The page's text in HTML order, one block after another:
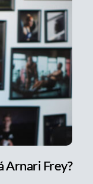
Arnari Frey?